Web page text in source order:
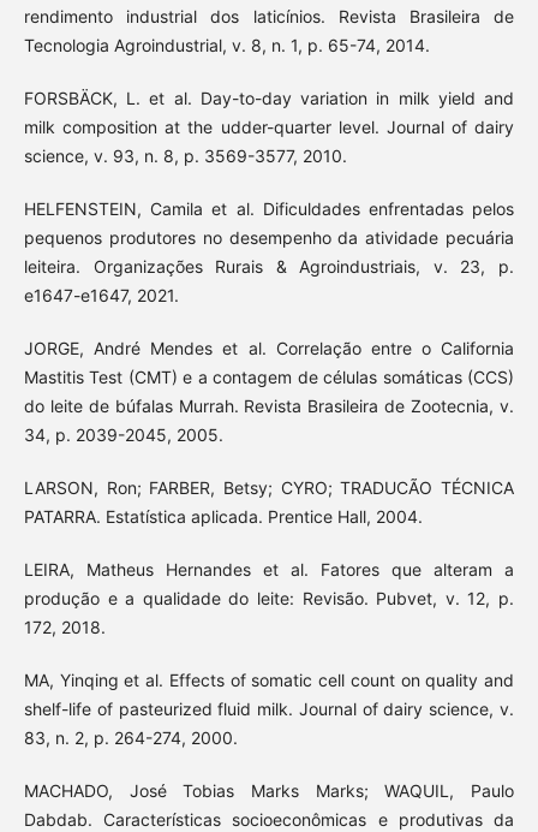
rendimento industrial dos laticínios. Revista Brasileira de
Tecnologia Agroindustrial, v. 8, n. 1, p. 65-74, 2014.
FORSBÄCK, L. et al. Day-to-day variation in milk yield and
milk composition at the udder-quarter level. Journal of dairy
science, v. 93, n. 8, p. 3569-3577, 2010.
HELFENSTEIN, Camila et al. Dificuldades enfrentadas pelos
pequenos produtores no desempenho da atividade pecuária
leiteira. Organizações Rurais & Agroindustriais, v. 23, p.
e1647-e1647, 2021.
JORGE, André Mendes et al. Correlação entre o California
Mastitis Test (CMT) e a contagem de células somáticas (CCS)
do leite de búfalas Murrah. Revista Brasileira de Zootecnia, v.
34, p. 2039-2045, 2005.
LARSON, Ron; FARBER, Betsy; CYRO; TRADUCÃO TÉCNICA
PATARRA. Estatística aplicada. Prentice Hall, 2004.
LEIRA, Matheus Hernandes et al. Fatores que alteram a
produção e a qualidade do leite: Revisão. Pubvet, v. 12, p.
172, 2018.
MA, Yinqing et al. Effects of somatic cell count on quality and
shelf-life of pasteurized fluid milk. Journal of dairy science, v.
83, n. 2, p. 264-274, 2000.
MACHADO, José Tobias Marks Marks; WAQUIL, Paulo
Dabdab. Características socioeconômicas e produtivas da